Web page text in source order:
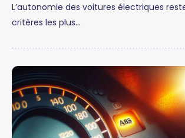
L’autonomie des voitures électriques
critères les plus…